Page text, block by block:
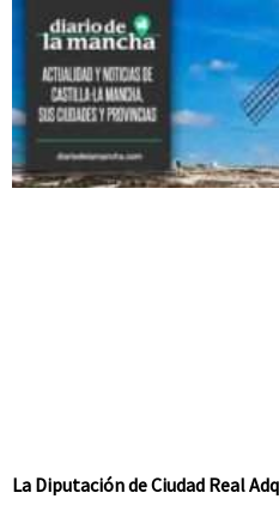
La Diputación de Ciudad Real